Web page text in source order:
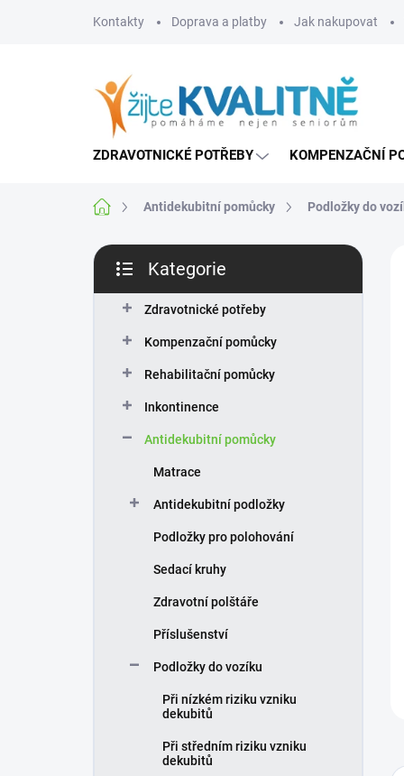
Kontakty Doprava a platby Jak nakupovat
ZDRAVOTNICKÉ POTŘEBY KOMPENZAČNÍ
Domů Antidekubitní pomůcky Podložky do
P
s
kategorie
Kategorie
Zdravotnické potřeby
Kompenzační pomůcky
Rehabilitační pomůcky
Inkontinence
Antidekubitní pomůcky
Matrace
Antidekubitní podložky
Podložky pro polohování
Sedací kruhy
Zdravotní polštáře
Příslušenství
Podložky do vozíku
Při nízkém riziku vzniku
dekubitů
Při středním riziku vzniku
dekubitů